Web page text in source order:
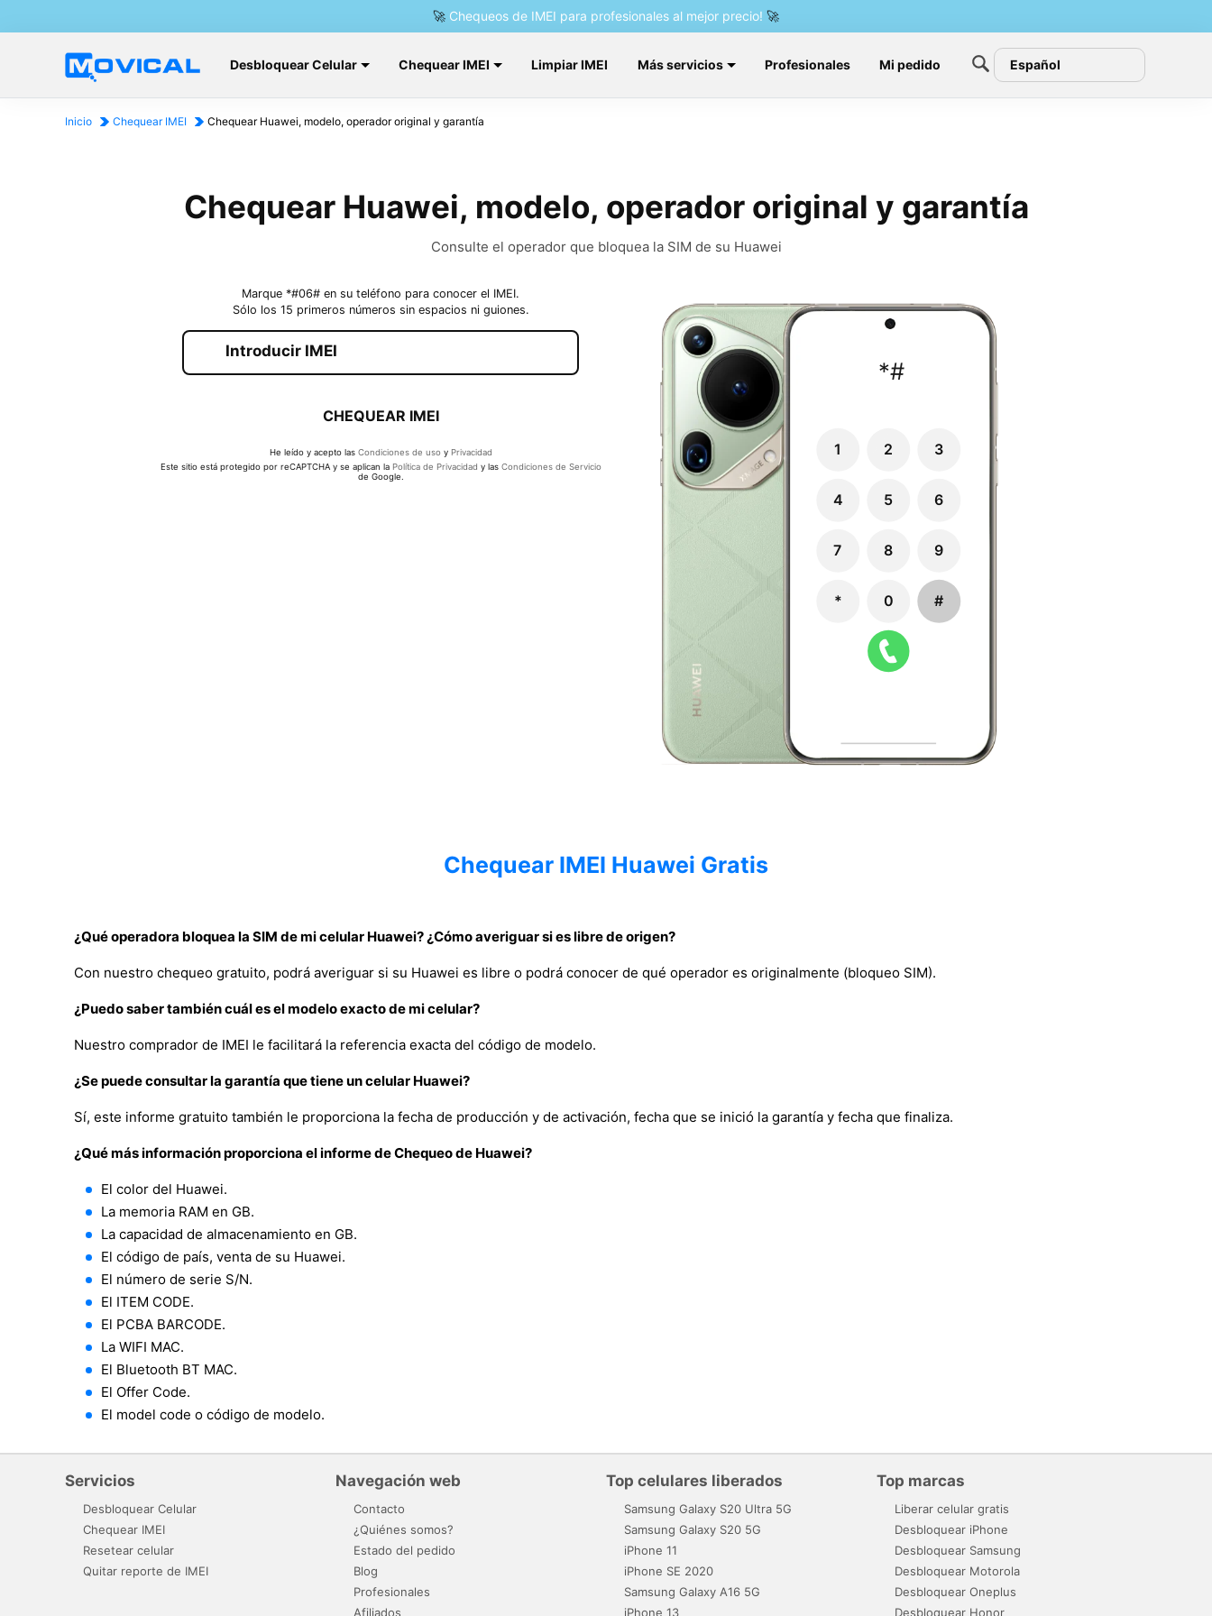
🚀 Chequeos de IMEI para profesionales al mejor precio! 🚀
Desbloquear Celular Chequear IMEI Limpiar IMEI Más servicios Profesionales Mi pedido Español
Inicio Chequear IMEI Chequear Huawei, modelo, operador original y garantía
Chequear Huawei, modelo, operador original y garantía
Consulte el operador que bloquea la SIM de su Huawei
Marque *#06# en su teléfono para conocer el IMEI.
Sólo los 15 primeros números sin espacios ni guiones.
CHEQUEAR IMEI
He leído y acepto las Condiciones de usoy Privacidad
Este sitio está protegido por reCAPTCHA y se aplican la Política de Privacidad y las Condiciones de Servicio
de Google.
*#
1 2 3
4 5 6
7 8 9
* 0 #
Chequear IMEI Huawei Gratis
¿Qué operadora bloquea la SIM de mi celular Huawei? ¿Cómo averiguar si es libre de origen?
Con nuestro chequeo gratuito, podrá averiguar si su Huawei es libre o podrá conocer de qué operador es originalmente (bloqueo SIM).
¿Puedo saber también cuál es el modelo exacto de mi celular?
Nuestro comprador de IMEI le facilitará la referencia exacta del código de modelo.
¿Se puede consultar la garantía que tiene un celular Huawei?
Sí, este informe gratuito también le proporciona la fecha de producción y de activación, fecha que se inició la garantía y fecha que finaliza.
¿Qué más información proporciona el informe de Chequeo de Huawei?
El color del Huawei.
La memoria RAM en GB.
La capacidad de almacenamiento en GB.
El código de país, venta de su Huawei.
El número de serie S/N.
El ITEM CODE.
El PCBA BARCODE.
La WIFI MAC.
El Bluetooth BT MAC.
El Offer Code.
El model code o código de modelo.
Servicios
Desbloquear Celular
Chequear IMEI
Resetear celular
Quitar reporte de IMEI
Navegación web
Contacto
¿Quiénes somos?
Estado del pedido
Blog
Profesionales
Afiliados
Top celulares liberados
Samsung Galaxy S20 Ultra 5G
Samsung Galaxy S20 5G
iPhone 11
iPhone SE 2020
Samsung Galaxy A16 5G
iPhone 13
Top marcas
Liberar celular gratis
Desbloquear iPhone
Desbloquear Samsung
Desbloquear Motorola
Desbloquear Oneplus
Desbloquear Honor